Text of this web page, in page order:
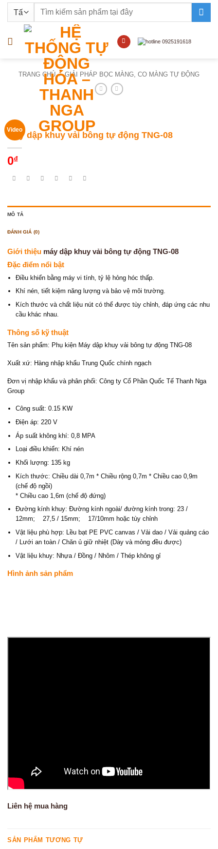
nội
Tìm
TRANG CHỦ / GIẢI PHÁP BỌC MÀNG, CO MÀNG TỰ ĐỘNG
Video
Máy dập khuy vải bông tự động TNG-08
0₫
MÔ TẢ
ĐÁNH GIÁ (0)
Giới thiệu máy dập khuy vải bông tự động TNG-08
Đặc điểm nổi bật
Điều khiển bằng máy vi tính, tỷ lệ hỏng hóc thấp.
Khí nén, tiết kiệm năng lượng và bảo vệ môi trường.
Kích thước và chất liệu nút có thể được tùy chỉnh, đáp ứng các nhu
cầu khác nhau.
Thông số kỹ thuật
Tên sản phẩm: Phụ kiện Máy dập khuy vải bông tự động TNG-08
Xuất xứ: Hàng nhập khẩu Trung Quốc chính ngạch
Đơn vị nhập khẩu và phân phối: Công ty Cổ Phần Quốc Tế Thanh Nga
Group
Công suất: 0.15 KW
Điện áp: 220 V
Áp suất không khí: 0,8 MPA
Loại điều khiển: Khí nén
Khối lượng: 135 kg
Kích thước: Chiều dài 0,7m * Chiều rộng 0,7m * Chiều cao 0,9m
(chế độ ngồi)
* Chiều cao 1,6m (chế độ đứng)
Đường kính khuy: Đường kính ngoài/ đường kính trong: 23 /
12mm; 27,5 / 15mm; 17/10mm hoặc tùy chỉnh
Vật liệu phù hợp: Lều bạt PE PVC canvas / Vải dao / Vải quảng cáo
/ Lưới an toàn / Chăn ủ giữ nhiệt (Dày và mỏng đều được)
Vật liệu khuy: Nhựa / Đồng / Nhôm / Thép không gỉ
Hình ảnh sản phẩm
Liên hệ mua hàng
SẢN PHẨM TƯƠNG TỰ